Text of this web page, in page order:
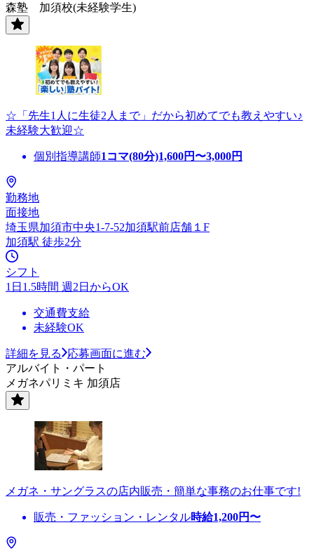
森塾 加須校(未経験学生)
☆「先生1人に生徒2人まで」だから初めてでも教えやすい♪
未経験大歓迎☆
個別指導講師1コマ(80分)1,600円〜3,000円
勤務地
面接地
埼玉県加須市中央1-7-52加須駅前店舗１F
加須駅 徒歩2分
シフト
1日1.5時間 週2日からOK
交通費支給
未経験OK
詳細を見る
応募画面に進む
アルバイト・パート
メガネパリミキ 加須店
メガネ・サングラスの店内販売・簡単な事務のお仕事です!
販売・ファッション・レンタル時給1,200円〜